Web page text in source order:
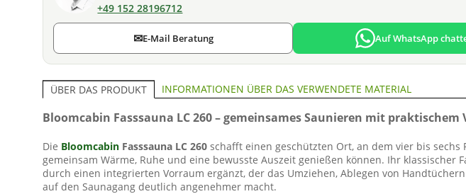
+49 152 28196712
✉E-Mail Beratung Auf WhatsApp
ÜBER DAS PRODUKT INFORMATIONEN ÜBER DAS VERWENDETE MATERIAL
Bloomcabin Fasssauna LC 260 – gemeinsames Saunieren mit praktischem
Die Bloomcabin Fasssauna LC 260 schafft einen geschützten Ort, an dem vier bis sechs
gemeinsam Wärme, Ruhe und eine bewusste Auszeit genießen können. Ihr klassischer
durch einen integrierten Vorraum ergänzt, der das Umziehen, Ablegen von
auf den Saunagang deutlich angenehmer macht.